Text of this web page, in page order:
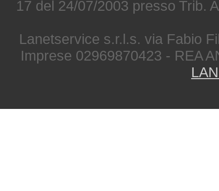
17 del 24/07/2003 presso Trib.
Lanetservice s.r.l.s. via Fabio
Imprese 02969870423 - REA